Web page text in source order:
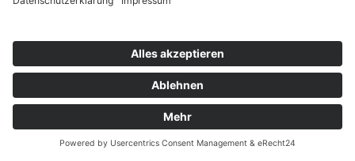
Medizin & Gesundheit
Mensch & Führung
Sport & Freizeit